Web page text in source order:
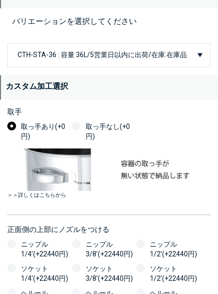
バリエーションを選択してください
カスタム加工選択
取手
取っ手あり(+0
円)
取っ手なし(+0
円)
＞＞詳しくはこちらから
正面側の上部にノズルをつける
ニップル
1/4’(+22440円)
ニップル
3/8’(+22440円)
ニップル
1/2’(+22440円)
ソケット
1/4’(+22440円)
ソケット
3/8’(+22440円)
ソケット
1/2’(+22440円)